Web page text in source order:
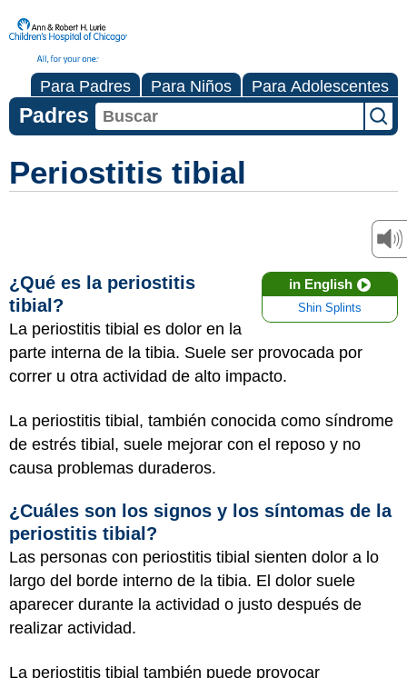
Para Padres Para Niños Para Adolescentes
Padres
Periostitis tibial
in English
Shin Splints
¿Qué es la periostitis
tibial?
La periostitis tibial es dolor en la
parte interna de la tibia. Suele ser provocada por
correr u otra actividad de alto impacto.
La periostitis tibial, también conocida como síndrome
de estrés tibial, suele mejorar con el reposo y no
causa problemas duraderos.
¿Cuáles son los signos y los síntomas de la
periostitis tibial?
Las personas con periostitis tibial sienten dolor a lo
largo del borde interno de la tibia. El dolor suele
aparecer durante la actividad o justo después de
realizar actividad.
La periostitis tibial también puede provocar